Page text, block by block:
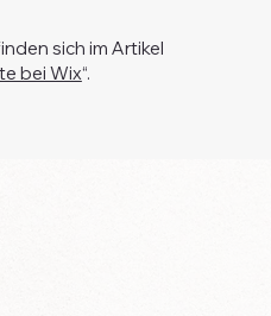
sich im Artikel
bei Wix“.